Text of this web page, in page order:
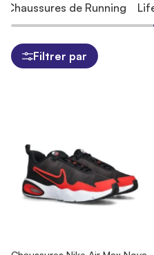
Chaussures de Running
Filtrer par